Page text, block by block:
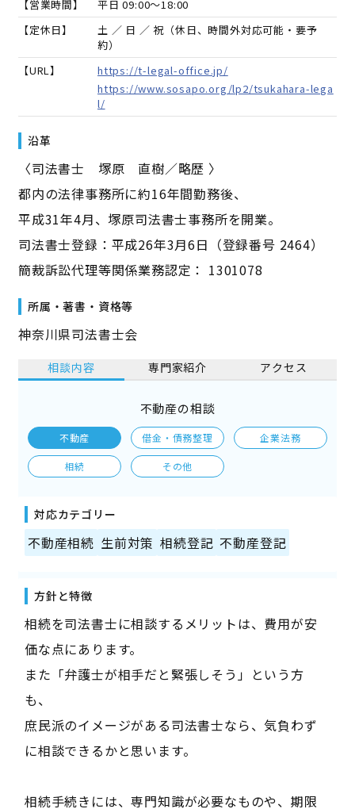
【営業時間】
平日 09:00～18:00
【定休日】
土 ／ 日 ／ 祝（休日、時間外対応可能・要予
約）
【URL】
https://t-legal-office.jp/
https://www.sosapo.org/lp2/tsukahara-lega
l/
沿革
〈司法書士 塚原 直樹／略歴 〉
都内の法律事務所に約16年間勤務後、
平成31年4月、塚原司法書士事務所を開業。
司法書士登録：平成26年3月6日（登録番号 2464）
簡裁訴訟代理等関係業務認定： 1301078
所属・著書・資格等
神奈川県司法書士会
相談内容 専門家紹介 アクセス
不動産の相談
不動産 借金・債務整理 企業法務
相続 その他
対応カテゴリー
不動産相続 生前対策 相続登記 不動産登記
方針と特徴
相続を司法書士に相談するメリットは、費用が安
価な点にあります。
また「弁護士が相手だと緊張しそう」という方
も、
庶民派のイメージがある司法書士なら、気負わず
に相談できるかと思います。
相続手続きには、専門知識が必要なものや、期限